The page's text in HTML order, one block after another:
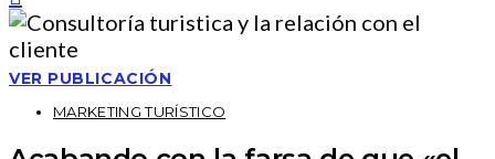
VER PUBLICACIÓN
MARKETING TURÍSTICO